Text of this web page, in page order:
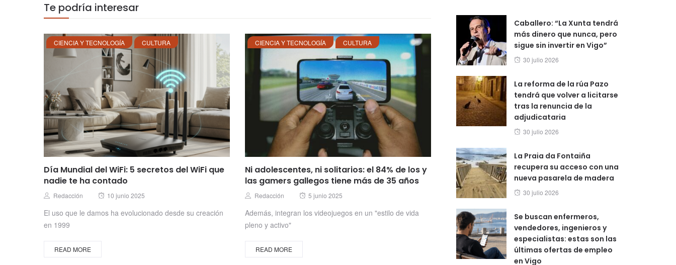
Te podría interesar
CIENCIA Y TECNOLOGÍA CULTURA
Día Mundial del WiFi: 5 secretos del WiFi que
nadie te ha contado
Author
Redacción
Posted
10 junio 2025
El uso que le damos ha evolucionado desde su creación
en 1999
READ MORE
CIENCIA Y TECNOLOGÍA CULTURA
Ni adolescentes, ni solitarios: el 84% de los y
las gamers gallegos tiene más de 35 años
Author
Redacción
Posted
5 junio 2025
Además, integran los videojuegos en un "estilo de vida
pleno y activo"
READ MORE
Caballero: “La Xunta tendrá
más dinero que nunca, pero
sigue sin invertir en Vigo”
Posted
30 julio 2026
La reforma de la rúa Pazo
tendrá que volver a licitarse
tras la renuncia de la
adjudicataria
Posted
30 julio 2026
La Praia da Fontaiña
recupera su acceso con una
nueva pasarela de madera
Posted
30 julio 2026
Se buscan enfermeros,
vendedores, ingenieros y
especialistas: estas son las
últimas ofertas de empleo
en Vigo